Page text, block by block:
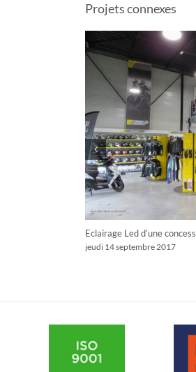
Projets connexes
Eclairage Led d’une
jeudi 14 septembre 2017